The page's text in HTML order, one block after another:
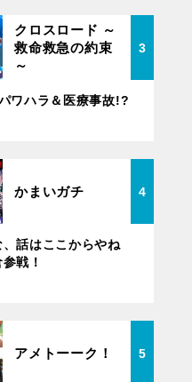
クロスロード ～
救命救急の約束
～
3
ワハラ＆医療事故!?
かまいガチ 4
話はここからやね
戦！
アメトーーク！ 5